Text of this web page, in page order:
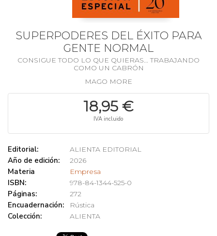
SUPERPODERES DEL ÉXITO PARA
GENTE NORMAL
CONSIGUE TODO LO QUE QUIERAS... TRABAJANDO
COMO UN CABRÓN
MAGO MORE
18,95 €
IVA incluido
Editorial: ALIENTA EDITORIAL
Año de edición: 2026
Materia Empresa
ISBN: 978-84-1344-525-0
Páginas: 272
Encuadernación: Rústica
Colección: ALIENTA